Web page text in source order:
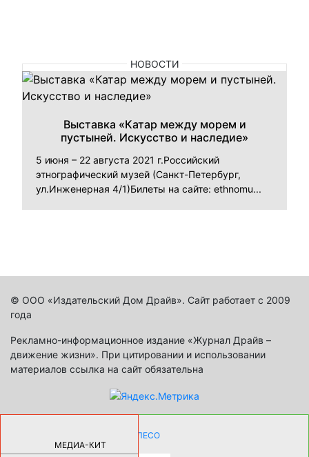
НОВОСТИ
Выставка «Катар между морем и
пустыней. Искусство и наследие»
5 июня – 22 августа 2021 г.Российский
этнографический музей (Санкт-Петербург,
ул.Инженерная 4/1)Билеты на сайте: ethnomu...
© ООО «Издательский Дом Драйв». Сайт работает с 2009
года
Рекламно-информационное издание «Журнал Драйв –
движение жизни». При цитировании и использовании
материалов ссылка на сайт обязательна
МЕДИА-КИТ
КАК ДЕВУШКЕ ПОМЕНЯТЬ КОЛЕСО
НА АВТОМОБИЛЕ |69189